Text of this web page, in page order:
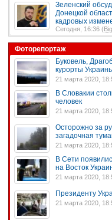
Зеленский
Донецкой
кадровых
Сегодня, 16:36 (
Фоторепортаж
Буковель,
курорты
21 марта 2020,
В Словакии
человек
21 марта 2020,
Осторожно за
загадочная
21 марта 2020,
В Сети
на Восток
21 марта 2020,
Президенту
21 марта 2020,